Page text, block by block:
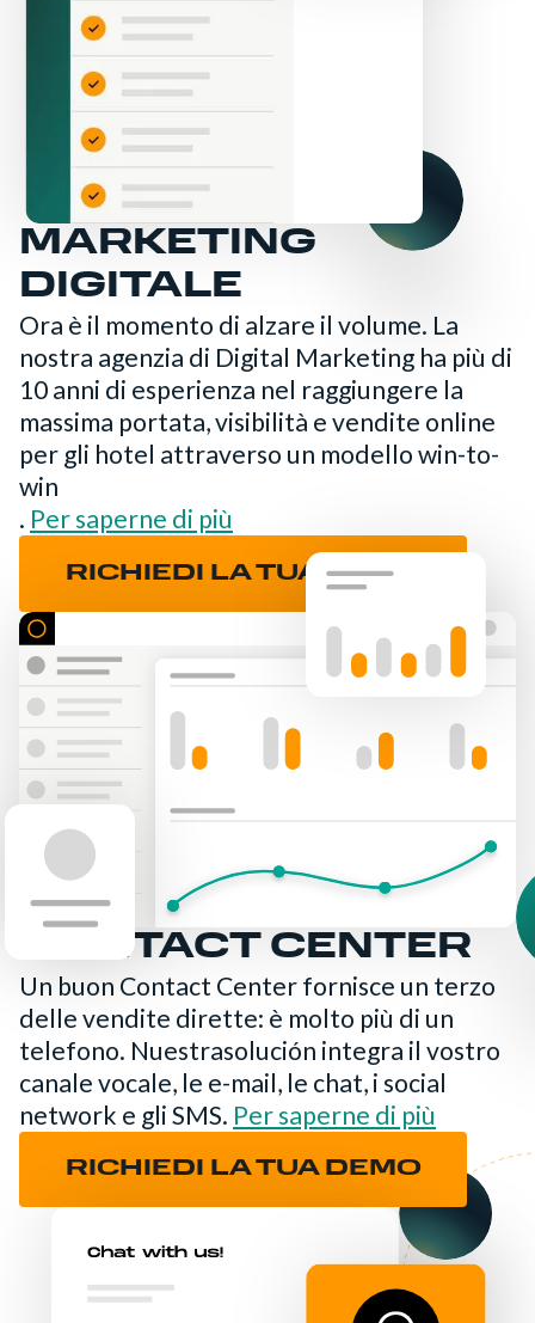
MARKETING
DIGITALE
Ora è il momento di alzare il volume. La
nostra agenzia di Digital Marketing ha più di
10 anni di esperienza nel raggiungere la
massima portata, visibilità e vendite online
per gli hotel attraverso un modello win-to-
win
. Per saperne di più
RICHIEDI LA TUA DEMO
CONTACT CENTER
Un buon Contact Center fornisce un terzo
delle vendite dirette: è molto più di un
telefono. Nuestrasolución integra il vostro
canale vocale, le e-mail, le chat, i social
network e gli SMS. Per saperne di più
RICHIEDI LA TUA DEMO